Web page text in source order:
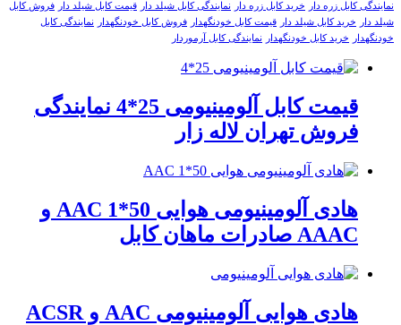
نمایندگی کابل زره دار
خرید کابل زره دار نمایندگی کابل شیلد دار قیمت کابل شیلد دار
فروش کابل
شیلد دار
خرید کابل شیلد دار قیمت کابل خودنگهدار فروش کابل خودنگهدار
نمایندگی کابل
خودنگهدار
خرید کابل خودنگهدار نمایندگی کابل آرموردار
قیمت کابل آلومینیومی 25*4 نمایندگی
فروش تهران لاله زار
هادی آلومینیومی هوایی 50*1 AAC و
AAAC صادرات ماهان کابل
هادی هوایی آلومینیومی AAC و ACSR